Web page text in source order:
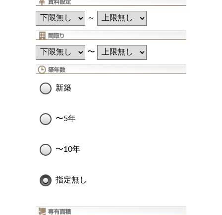
～
〜
新築
〜5年
〜10年
指定無し